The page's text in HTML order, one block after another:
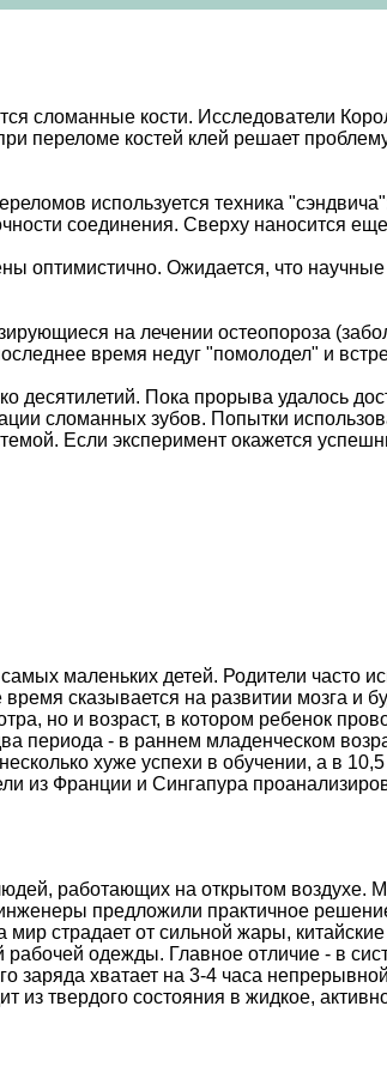
кости. Исследователи
переломе костей клей решает
используется техника
соединения. Сверху наносится
оптимистично. Ожидается, что
на лечении остеопороза
время недуг "помолодел" и
десятилетий. Пока прорыва удалось
сломанных зубов. Попытки
Если эксперимент окажется
маленьких детей. Родители часто
сказывается на развитии мозга и
но и возраст, в котором ребенок
периода - в раннем младенческом
хуже успехи в обучении, а в
из Франции и Сингапура
работающих на открытом воздухе.
предложили практичное
страдает от сильной жары,
одежды. Главное отличие - в
заряда хватает на 3-4 часа
твердого состояния в жидкое,